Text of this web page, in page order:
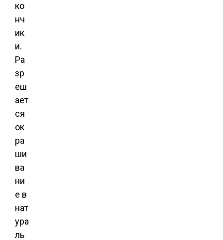
ко
нч
ик
и.
Ра
зр
еш
ает
ся
ок
ра
ши
ва
ни
е в
нат
ура
ль